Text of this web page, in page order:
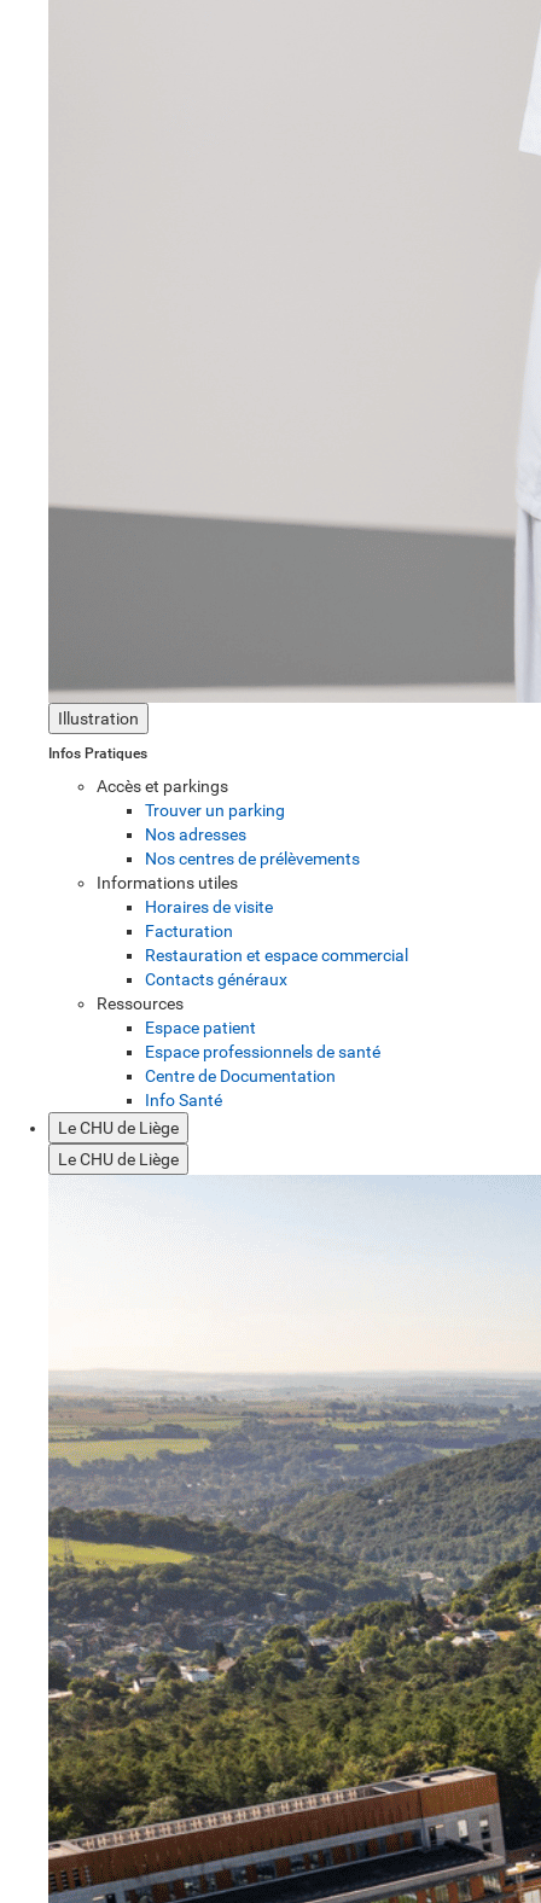
Illustration
Infos Pratiques
Accès et parkings
Trouver un parking
Nos adresses
Nos centres de prélèvements
Informations utiles
Horaires de visite
Facturation
Restauration et espace commercial
Contacts généraux
Ressources
Espace patient
Espace professionnels de santé
Centre de Documentation
Info Santé
Le CHU de Liège
Le CHU de Liège